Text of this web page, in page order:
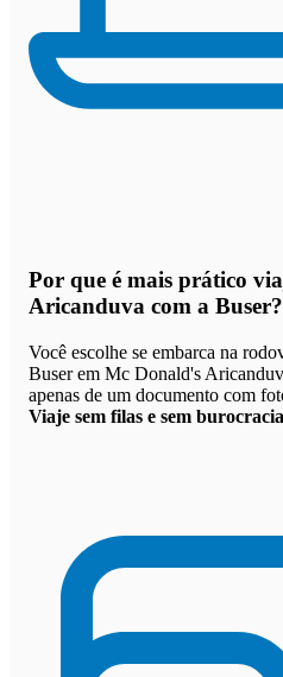
Por que é mais prático
Aricanduva com a Buser?
Você escolhe se embarca na
Buser em Mc Donald's
apenas de um documento com
Viaje sem filas e sem